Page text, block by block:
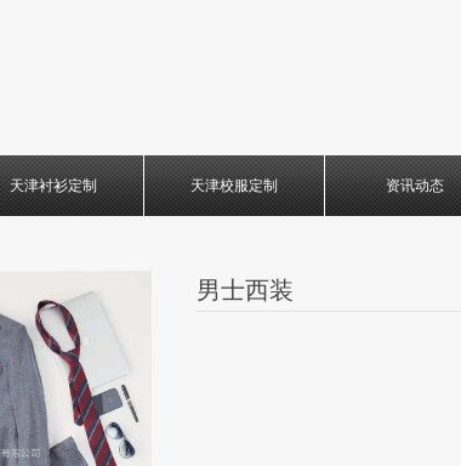
天津衬衫定制 天津校服定制 资讯动态
男士西装